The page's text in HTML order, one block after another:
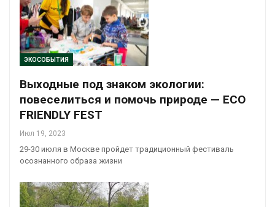
ЭКОСОБЫТИЯ
Выходные под знаком экологии:
повеселиться и помочь природе — ECO
FRIENDLY FEST
Июл 19, 2023
29-30 июля в Москве пройдет традиционный фестиваль
осознанного образа жизни